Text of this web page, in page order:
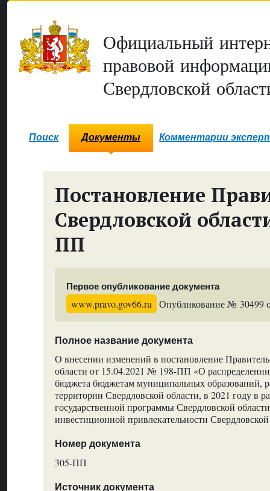
Официальный
правовой
Свердловской
Поиск Документы Комментарии
Постановление
Свердловской
ПП
Первое опубликование документа
www.pravo.gov66.ru Опубликование № 30499
Полное название документа
О внесении изменений в постановление
области от 15.04.2021 № 198-ПП «О
бюджета бюджетам муниципальных образований,
территории Свердловской области, в 2021 году в
государственной программы Свердловской
инвестиционной привлекательности
Номер документа
305-ПП
Источник документа